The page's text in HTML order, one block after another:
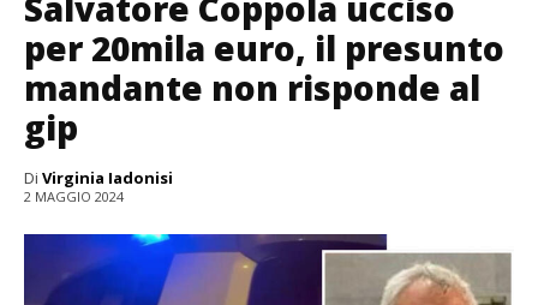
per 20mila euro, il presunto
mandante non risponde al
gip
Di Virginia Iadonisi
2 MAGGIO 2024